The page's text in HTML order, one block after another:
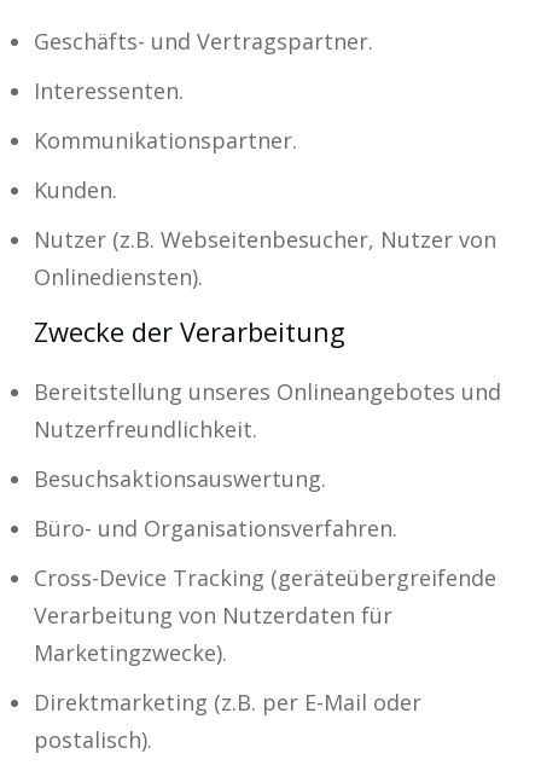
Geschäfts- und Vertragspartner.
Interessenten.
Kommunikationspartner.
Kunden.
Nutzer (z.B. Webseitenbesucher, Nutzer von
Onlinediensten).
Zwecke der Verarbeitung
Bereitstellung unseres Onlineangebotes und
Nutzerfreundlichkeit.
Besuchsaktionsauswertung.
Büro- und Organisationsverfahren.
Cross-Device Tracking (geräteübergreifende
Verarbeitung von Nutzerdaten für
Marketingzwecke).
Direktmarketing (z.B. per E-Mail oder
postalisch).